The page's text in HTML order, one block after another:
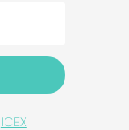
ICEX